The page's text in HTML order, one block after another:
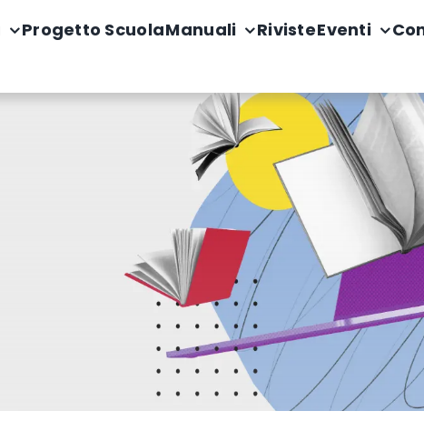
Progetto ScuolaManuali RivisteEventi